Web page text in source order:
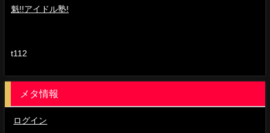
魁!!アイドル塾!
t112
メタ情報
ログイン